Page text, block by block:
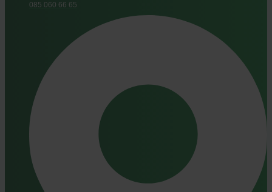
085 060 66 65